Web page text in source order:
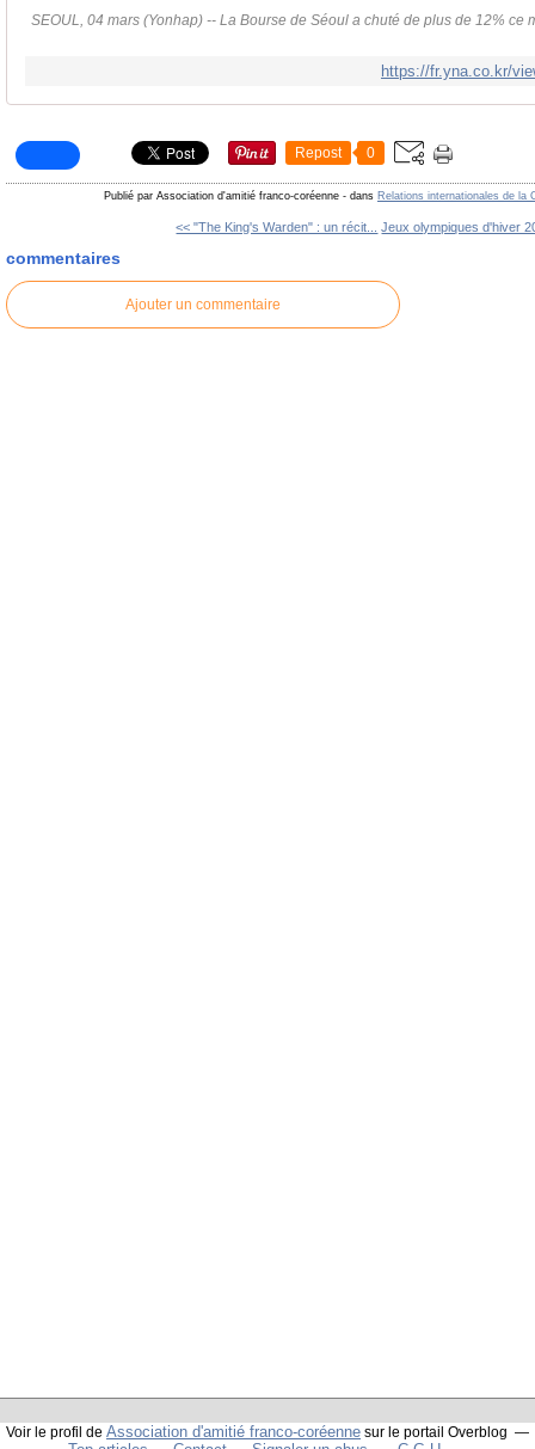
SEOUL, 04 mars (Yonhap) -- La Bourse de Séoul a chuté de plus de 12% ce
https://fr.yna.co.kr/
Repost 0
Publié par Association d'amitié franco-coréenne - dans Relations internationales de la
<< "The King's Warden" : un récit... Jeux olympiques d'hiver
commentaires
Ajouter un commentaire
Voir le profil de Association d'amitié franco-coréenne sur le portail Overblog